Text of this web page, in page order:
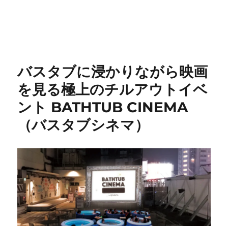
バスタブに浸かりながら映画
を見る極上のチルアウトイベ
ント BATHTUB CINEMA
（バスタブシネマ）